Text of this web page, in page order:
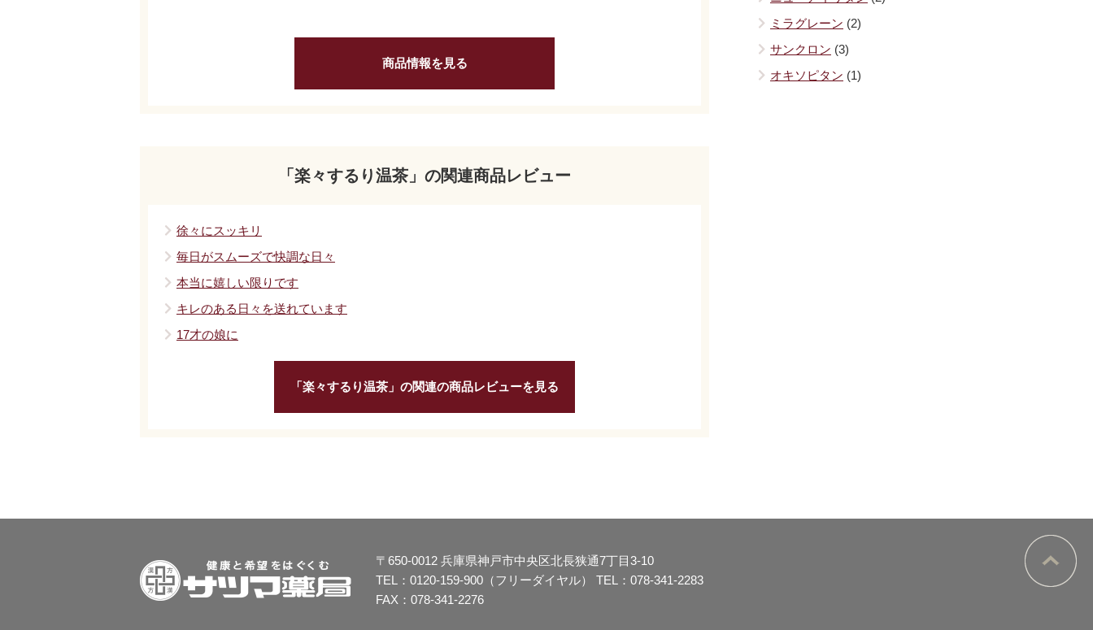
商品情報を見る
「楽々するり温茶」の関連商品レビュー
徐々にスッキリ
毎日がスムーズで快調な日々
本当に嬉しい限りです
キレのある日々を送れています
17才の娘に
「楽々するり温茶」の関連の商品レビューを見る
ミラグレーン (2)
サンクロン (3)
オキソピタン (1)
〒650-0012 兵庫県神戸市中央区北長狭通7丁目3-10
TEL： 0120-159-900（フリーダイヤル） TEL： 078-341-2283
FAX：078-341-2276